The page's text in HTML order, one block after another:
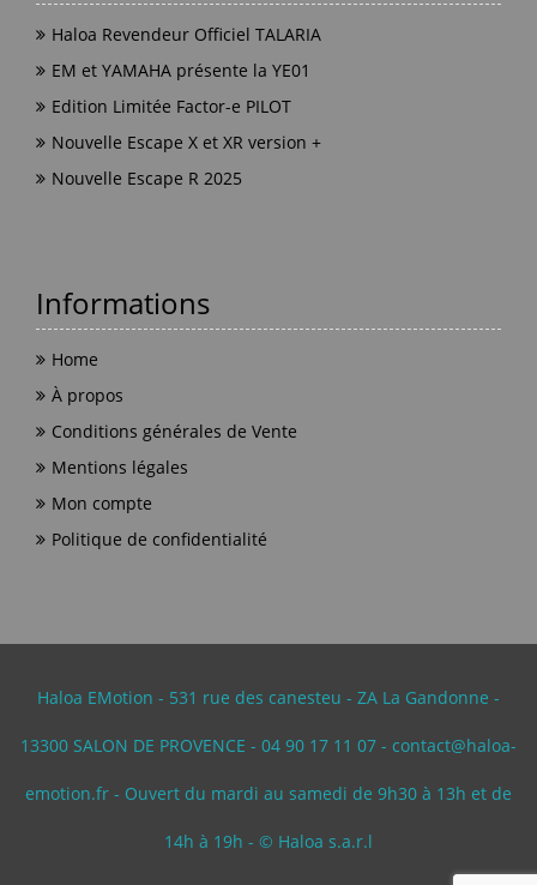
Haloa Revendeur Officiel TALARIA
EM et YAMAHA présente la YE01
Edition Limitée Factor-e PILOT
Nouvelle Escape X et XR version +
Nouvelle Escape R 2025
Informations
Home
À propos
Conditions générales de Vente
Mentions légales
Mon compte
Politique de confidentialité
Haloa EMotion - 531 rue des canesteu - ZA La Gandonne -
13300 SALON DE PROVENCE - 04 90 17 11 07 - contact@haloa-
emotion.fr - Ouvert du mardi au samedi de 9h30 à 13h et de
14h à 19h - © Haloa s.a.r.l